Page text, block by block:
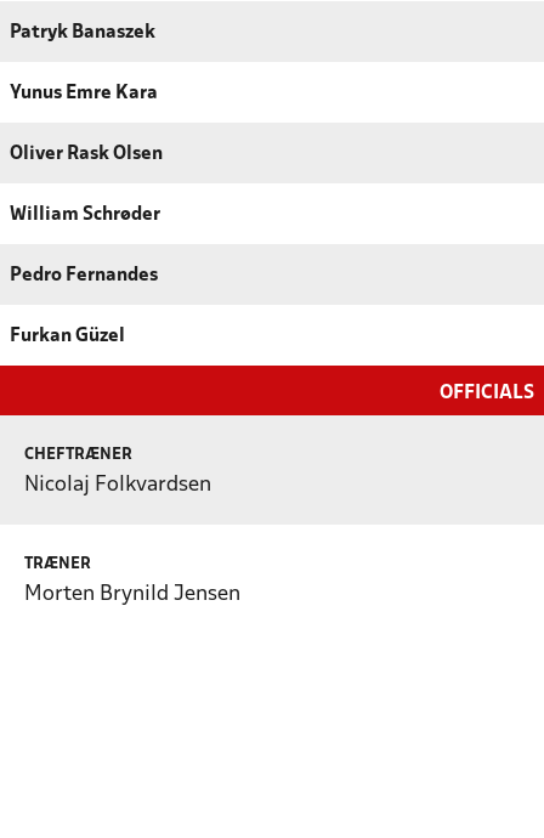
Patryk Banaszek
Yunus Emre Kara
Oliver Rask Olsen
William Schrøder
Pedro Fernandes
Furkan Güzel
OFFICIALS
CHEFTRÆNER
Nicolaj Folkvardsen
TRÆNER
Morten Brynild Jensen